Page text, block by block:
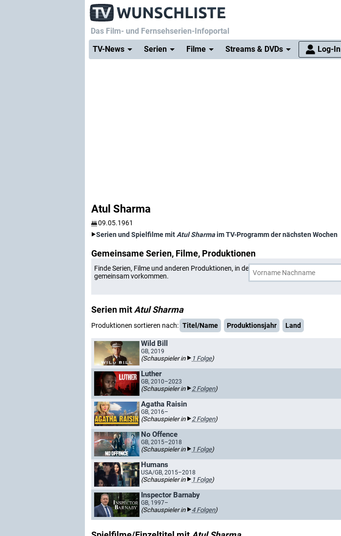
Das Film- und Fernsehserien-Infoportal
TV-News
Serien Filme Streams & DVDs Log-In
Atul Sharma
09.05.1961
Serien und Spielfilme mit Atul Sharmaim TV-Programm der nächsten Wochen
Gemeinsame Serien, Filme, Produktionen
Finde Serien, Filme und anderen Produktionen, in denen Atul Sharma
gemeinsam vorkommen.
Serien mit Atul Sharma
Produktionen sortieren nach: Titel/Name Produktionsjahr Land
Wild Bill
GB, 2019
(Schauspieler in 1 Folge)
Luther
GB, 2010–2023
(Schauspieler in 2 Folgen)
Agatha Raisin
GB, 2016–
(Schauspieler in 2 Folgen)
No Offence
GB, 2015–2018
(Schauspieler in 1 Folge)
Humans
USA/GB, 2015–2018
(Schauspieler in 1 Folge)
Inspector Barnaby
GB, 1997–
(Schauspieler in 4 Folgen)